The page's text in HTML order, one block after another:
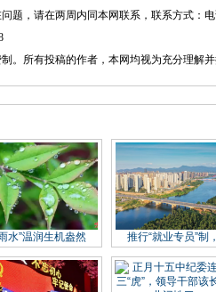
，请在两周内同本网联系，联系方式：电
所有投稿的作者，本网均视为充分理解并
水”温润生机盎然 推行“就业专员”制